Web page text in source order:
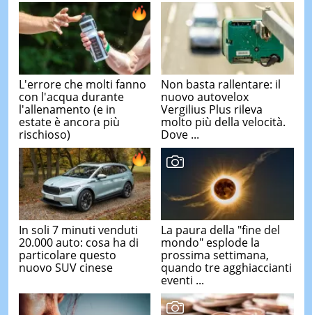
L'errore che molti fanno
con l'acqua durante
l'allenamento (e in
estate è ancora più
rischioso)
Non basta rallentare: il
nuovo autovelox
Vergilius Plus rileva
molto più della velocità.
Dove ...
In soli 7 minuti venduti
20.000 auto: cosa ha di
particolare questo
nuovo SUV cinese
La paura della "fine del
mondo" esplode la
prossima settimana,
quando tre agghiaccianti
eventi ...